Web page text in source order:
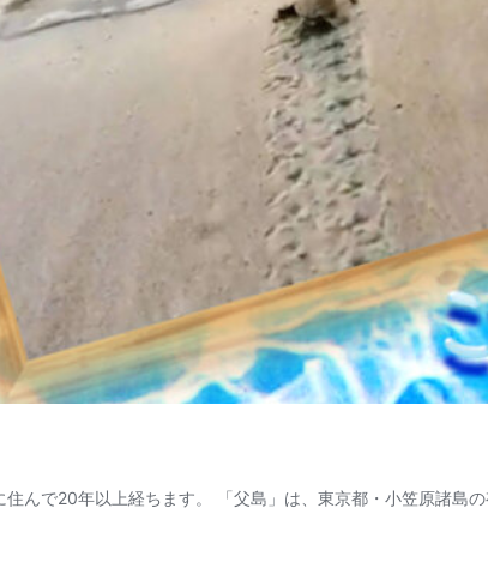
んで20年以上経ちます。 「父島」は、東京都・小笠原諸島